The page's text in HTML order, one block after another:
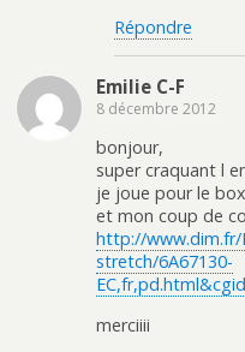
Répondre
Emilie C-F
8 décembre 2012
bonjour,
super craquant l
je joue pour le
et mon coup de
http://
stretch/6A67130-
merciiii